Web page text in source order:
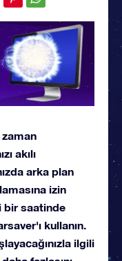
zaman
akılı
arka plan
izin
bir saatinde
kullanın.
ilgili